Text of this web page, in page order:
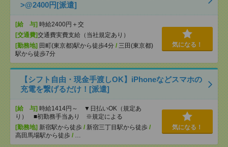
>@2400円[派遣]
[給 与] 時給2400円＋交
[交通費]交通費実費支給（当社規定あり）
[勤務地] 田町(東京都)駅から徒歩4分 / 三田(東京都)
駅から徒歩7分
気になる！
【シフト自由・現金手渡しOK】iPhoneなどスマホの
充電を繋げるだけ！[派遣]
[給 与] 時給1414円～ ▼日払いOK（規定あ
り） ■初勤務手当あり ※規定による
[勤務地] 新宿駅から徒歩 / 新宿三丁目駅から徒歩 /
高田馬場駅から徒歩 / …
気になる！